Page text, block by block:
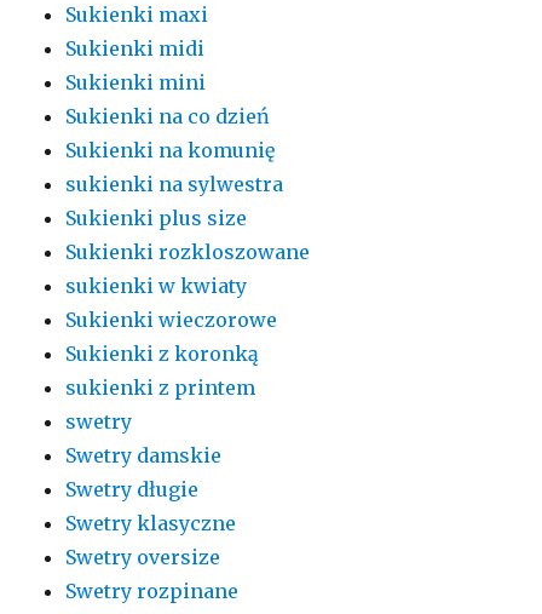
Sukienki maxi
Sukienki midi
Sukienki mini
Sukienki na co dzień
Sukienki na komunię
sukienki na sylwestra
Sukienki plus size
Sukienki rozkloszowane
sukienki w kwiaty
Sukienki wieczorowe
Sukienki z koronką
sukienki z printem
swetry
Swetry damskie
Swetry długie
Swetry klasyczne
Swetry oversize
Swetry rozpinane